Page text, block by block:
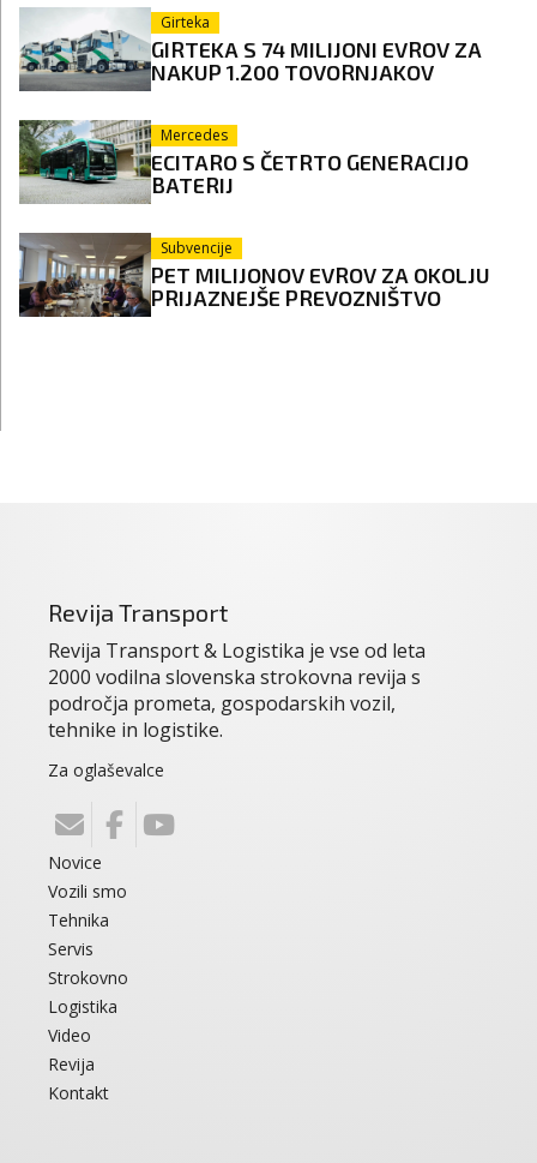
Girteka
GIRTEKA S 74 MILIJONI EVROV ZA
NAKUP 1.200 TOVORNJAKOV
Mercedes
ECITARO S ČETRTO GENERACIJO
BATERIJ
Subvencije
PET MILIJONOV EVROV ZA OKOLJU
PRIJAZNEJŠE PREVOZNIŠTVO
Revija Transport
Revija Transport & Logistika je vse od leta
2000 vodilna slovenska strokovna revija s
področja prometa, gospodarskih vozil,
tehnike in logistike.
Za oglaševalce
Novice
Vozili smo
Tehnika
Servis
Strokovno
Logistika
Video
Revija
Kontakt